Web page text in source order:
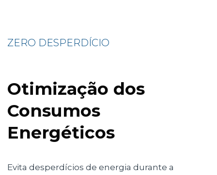
ZERO DESPERDÍCIO
Otimização dos
Consumos
Energéticos
Evita desperdícios de energia durante a